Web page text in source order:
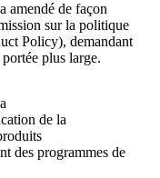
amendé de façon
sur la politique
Policy), demandant
plus large.
de la
des programmes de